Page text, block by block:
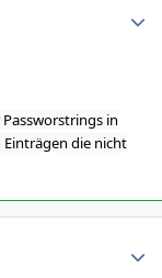
in
Einträgen die nicht